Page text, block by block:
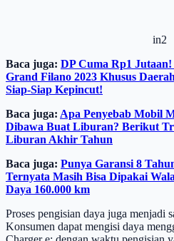
in2
Baca juga: DP Cuma Rp1
Grand Filano 2023 Khusus
Siap-Siap Kepincut!
Baca juga: Apa Penyebab Mobil
Dibawa Buat Liburan? Berikut
Liburan Akhir Tahun
Baca juga: Punya Garansi 8
Ternyata Masih Bisa Dipakai
Daya 160.000 km
Proses pengisian daya juga menjadi
Konsumen dapat mengisi daya